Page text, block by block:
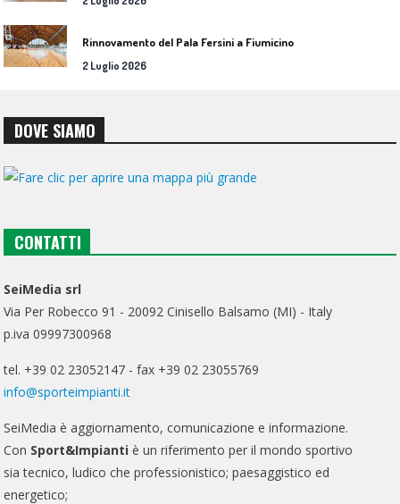
Rinnovamento del Pala Fersini a Fiumicino
2 Luglio 2026
DOVE SIAMO
CONTATTI
SeiMedia srl
Via Per Robecco 91 - 20092 Cinisello Balsamo (MI) - Italy
p.iva 09997300968
tel. +39 02 23052147 - fax +39 02 23055769
info@sporteimpianti.it
SeiMedia è aggiornamento, comunicazione e informazione.
Con Sport&Impianti è un riferimento per il mondo sportivo
sia tecnico, ludico che professionistico; paesaggistico ed
energetico;